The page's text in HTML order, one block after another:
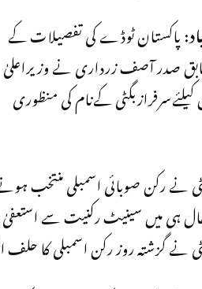
پاکستان ٹوڈے کی تفصیلات کے
صدر آصف زرداری نے وزیراعلیٰ
کےنام کی منظوری
نے رکن صوبائی اسمبلی منتخب
ہی میں سینیٹ رکنیت سے استعفیٰ
نے گزشتہ روز رکن اسمبلی کا حلف